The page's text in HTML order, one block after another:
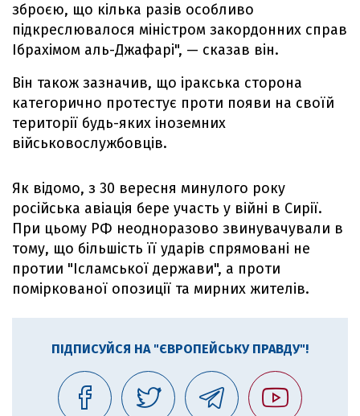
зброєю, що кілька разів особливо
підкреслювалося міністром закордонних справ
Ібрахімом аль-Джафарі", — сказав він.
Він також зазначив, що іракська сторона
категорично протестує проти появи на своїй
території будь-яких іноземних
військовослужбовців.
Як відомо, з 30 вересня минулого року
російська авіація бере участь у війні в Сирії.
При цьому РФ неодноразово звинувачували в
тому, що більшість її ударів спрямовані не
протии "Ісламської держави", а проти
поміркованої опозиції та мирних жителів.
ПІДПИСУЙСЯ НА "ЄВРОПЕЙСЬКУ ПРАВДУ"!